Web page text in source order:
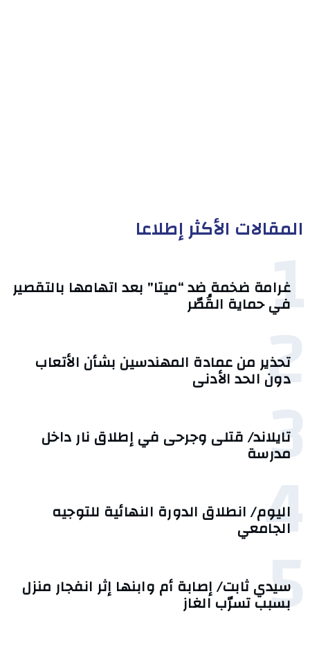
المقالات الأكثر إطلاعا
1
غرامة ضخمة ضد “ميتا” بعد اتهامها بالتقصير
في حماية القُصّر
2
تحذير من عمادة المهندسين بشأن الأتعاب
دون الحد الأدنى
3
تايلاند/ قتلى وجرحى في إطلاق نار داخل
مدرسة
4
اليوم/ انطلاق الدورة النهائية للتوجيه
الجامعي
5
سيدي ثابت/ إصابة أم وابنها إثر انفجار منزل
بسبب تسرّب الغاز